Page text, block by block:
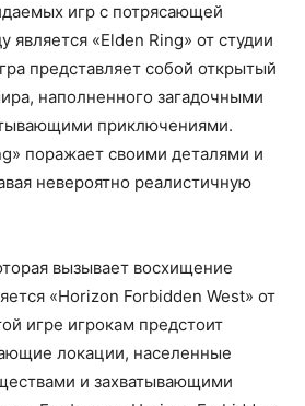
игр с потрясающей
является «Elden Ring» от студии
представляет собой открытый
наполненного загадочными
приключениями.
поражает своими деталями и
невероятно реалистичную
вызывает восхищение
«Horizon Forbidden West» от
игре игрокам предстоит
локации, населенные
и захватывающими